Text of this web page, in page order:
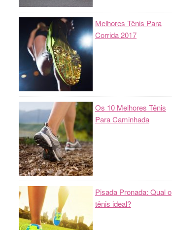
Melhores Tênis Para
Corrida 2017
Os 10 Melhores Tênis
Para Caminhada
Pisada Pronada: Qual o
tênis ideal?